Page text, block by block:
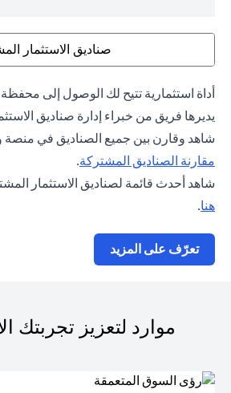
صناديق الاستثمار
أداة استثمارية تتيح لك الوصول إلى محفظة
يديرها فريق من خبراء إدارة صناديق
شاهد وقارن بين جميع الصناديق في منصة
مقارنة الصناديق المشتركة(opens in a new tab).
شاهد أحدث قائمة لصناديق الاستثمار
هنا(opens in a new tab).
تعرّف على المزيد
موارد لتعزيز تجربتك